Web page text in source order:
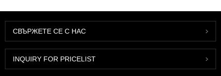
СВЪРЖЕТЕ СЕ С НАС
INQUIRY FOR PRICELIST